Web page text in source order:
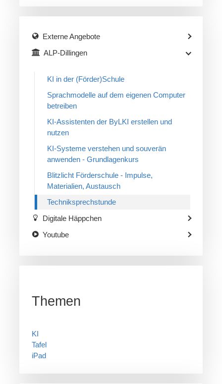
Externe Angebote
ALP-Dillingen
KI in der (Förder)Schule
Sprachmodelle auf dem eigenen Computer
betreiben
KI-Assistenten der ByLKI erstellen und
nutzen
KI-Systeme verstehen und souverän
anwenden - Grundlagenkurs
Blitzlicht Förderschule - Impulse,
Materialien, Austausch
Techniksprechstunde
Digitale Häppchen
Youtube
Themen
KI
Tafel
iPad